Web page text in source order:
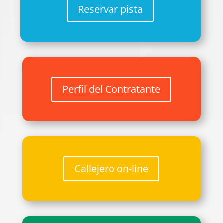
Reservar pista
Perfil del Contratante
Callejero on-line